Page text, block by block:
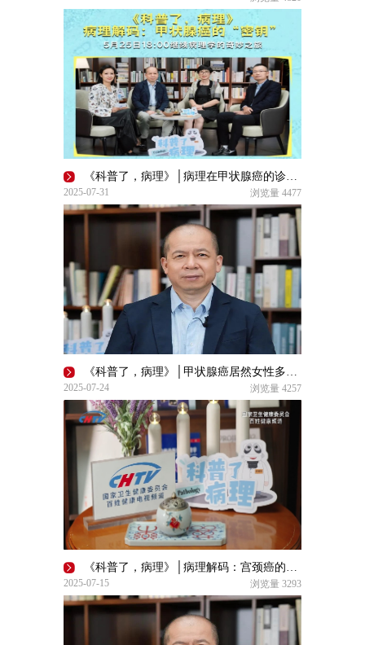
《科普了，病理》│病理在甲状腺癌的诊断中有何作用？
2025-07-31 浏览量 4477
《科普了，病理》│甲状腺癌居然女性多发？
2025-07-24 浏览量 4257
《科普了，病理》│病理解码：宫颈癌的寻影放踪
2025-07-15 浏览量 3293